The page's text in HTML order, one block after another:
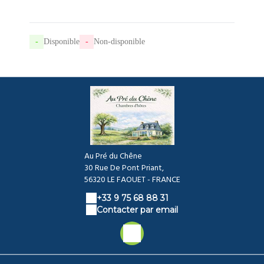
- Disponible - Non-disponible
Au Pré du Chêne
30 Rue De Pont Priant,
56320 LE FAOUET - FRANCE
+33 9 75 68 88 31
Contacter par email